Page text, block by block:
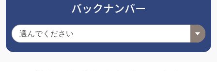
バックナンバー